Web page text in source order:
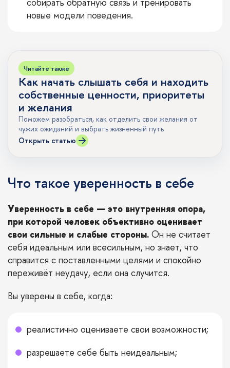
новые модели поведения.
Читайте также
Как начать слышать себя и находить
собственные ценности, приоритеты
и желания
Поможем разобраться, как отделить свои желания от
чужих ожиданий и выбрать жизненный путь
Открыть статью
Что такое уверенность в себе
Уверенность в себе — это внутренняя опора,
при которой человек объективно оценивает
свои сильные и слабые стороны. Он не считает
себя идеальным или всесильным, но знает, что
справится с поставленными целями и спокойно
переживёт неудачу, если она случится.
Вы уверены в себе, когда:
реалистично оцениваете свои возможности;
разрешаете себе быть неидеальным;